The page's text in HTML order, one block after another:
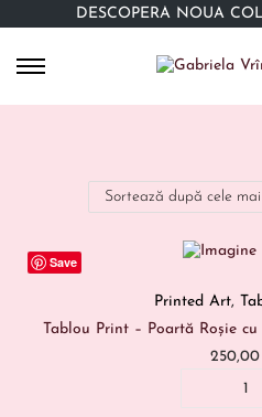
DESCOPERĂ NOUA
Save
Printed Art,
Tablou Print – Poartă Roșie
250,00